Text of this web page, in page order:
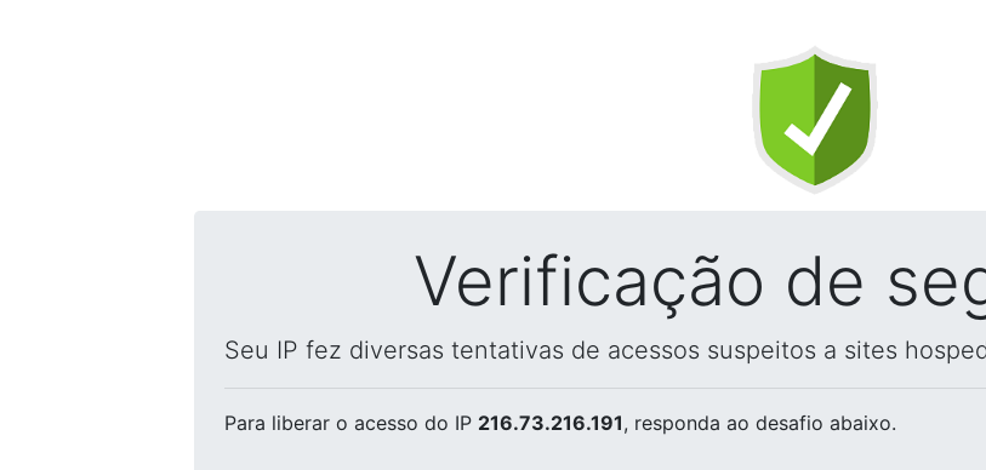
Verificação de
Seu IP fez diversas tentativas de acessos suspeitos a sites
Para liberar o acesso do IP 216.73.216.191, responda ao desafio abaixo.